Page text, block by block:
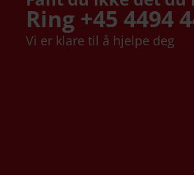
Ring +45 4494
Vi er klare til å hjelpe deg